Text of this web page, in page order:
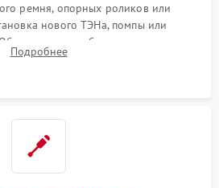
ремня, опорных роликов или
нового ТЭНа, помпы или
глубокая очистка
вентилятора и воздуховодов от
Подробнее